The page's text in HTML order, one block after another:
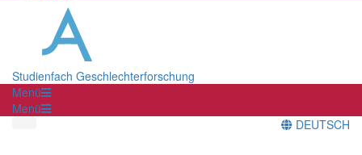
Studienfach Geschlechterforschung
Menü
Menü
DEUTSCH